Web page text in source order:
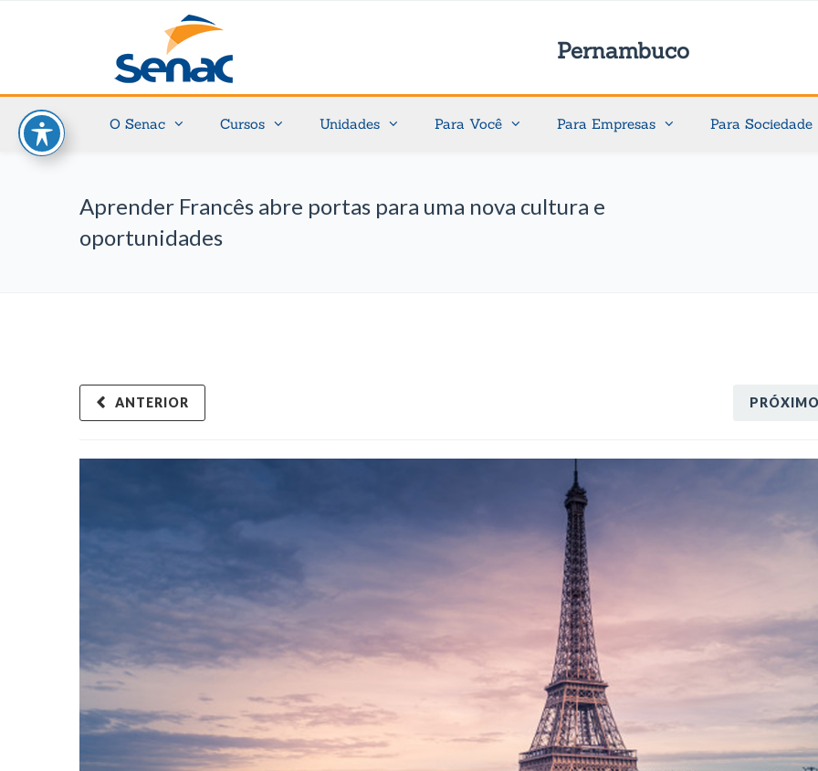
Pernambuco
O Senac Cursos Unidades Para Você Para Empresas Para Sociedade
Aprender Francês abre portas para uma nova cultura e
oportunidades
PRÓXIMO
ANTERIOR